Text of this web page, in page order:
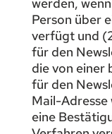
Person über
verfügt und
für den
die von einer
für den
Mail-Adresse
eine